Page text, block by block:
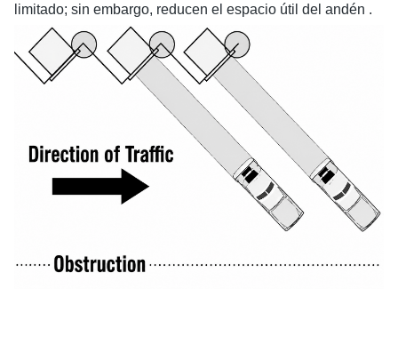
limitado; sin embargo, reducen el espacio útil del andén .